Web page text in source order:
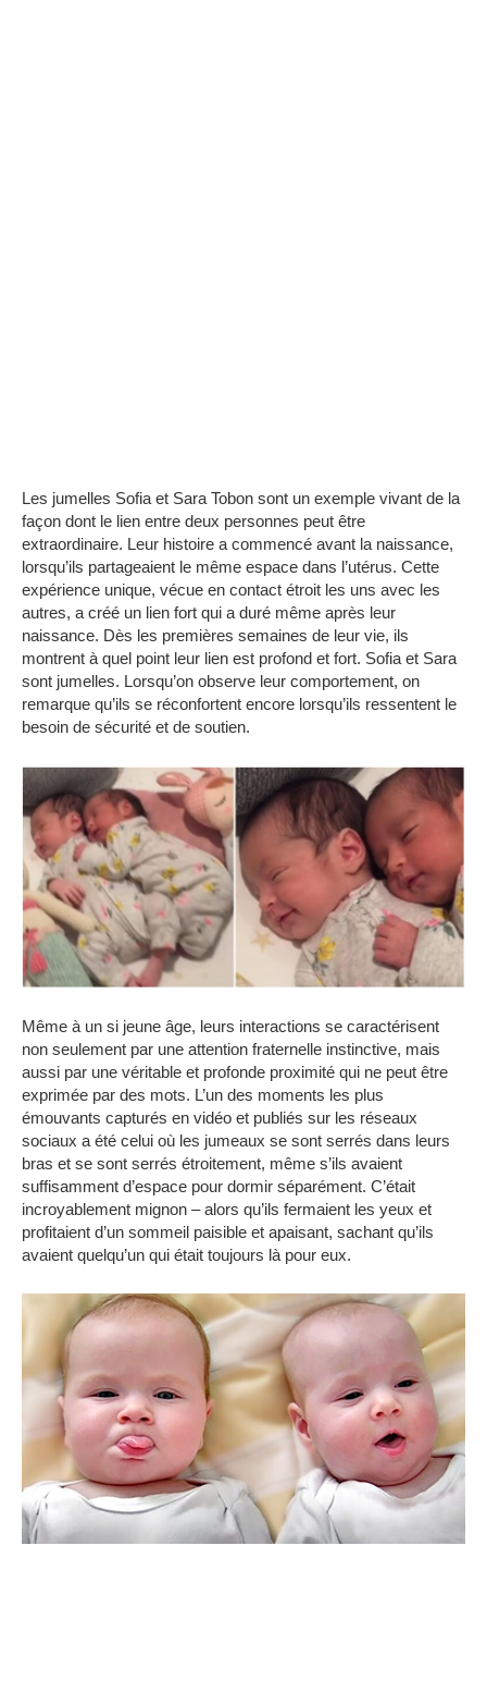
Les jumelles Sofia et Sara Tobon sont un exemple vivant de la
façon dont le lien entre deux personnes peut être
extraordinaire. Leur histoire a commencé avant la naissance,
lorsqu’ils partageaient le même espace dans l’utérus. Cette
expérience unique, vécue en contact étroit les uns avec les
autres, a créé un lien fort qui a duré même après leur
naissance. Dès les premières semaines de leur vie, ils
montrent à quel point leur lien est profond et fort. Sofia et Sara
sont jumelles. Lorsqu’on observe leur comportement, on
remarque qu’ils se réconfortent encore lorsqu’ils ressentent le
besoin de sécurité et de soutien.
Même à un si jeune âge, leurs interactions se caractérisent
non seulement par une attention fraternelle instinctive, mais
aussi par une véritable et profonde proximité qui ne peut être
exprimée par des mots. L’un des moments les plus
émouvants capturés en vidéo et publiés sur les réseaux
sociaux a été celui où les jumeaux se sont serrés dans leurs
bras et se sont serrés étroitement, même s’ils avaient
suffisamment d’espace pour dormir séparément. C’était
incroyablement mignon – alors qu’ils fermaient les yeux et
profitaient d’un sommeil paisible et apaisant, sachant qu’ils
avaient quelqu’un qui était toujours là pour eux.